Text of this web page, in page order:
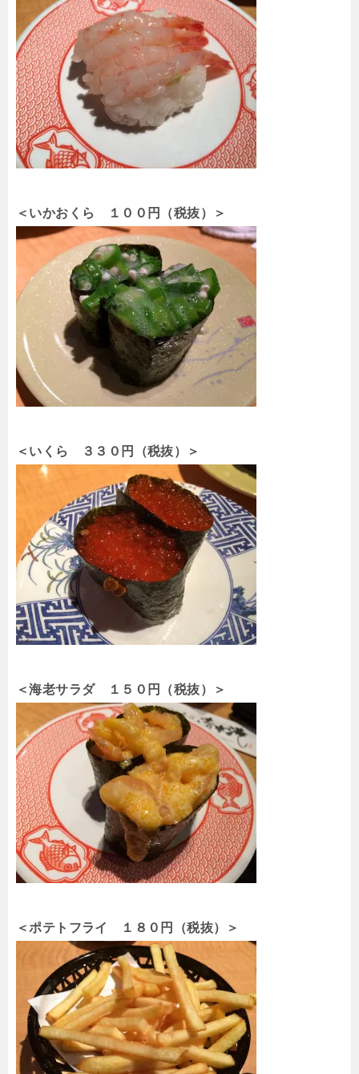
＜いかおくら １００円（税抜）＞
＜いくら ３３０円（税抜）＞
＜海老サラダ １５０円（税抜）＞
＜ポテトフライ １８０円（税抜）＞